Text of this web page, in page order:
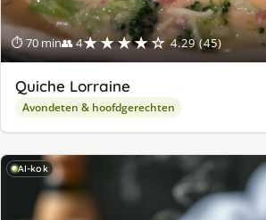
⏱ 70 min👥 4★★★★☆ 4.29 (45)
Quiche Lorraine
Avondeten & hoofdgerechten
AI-kok